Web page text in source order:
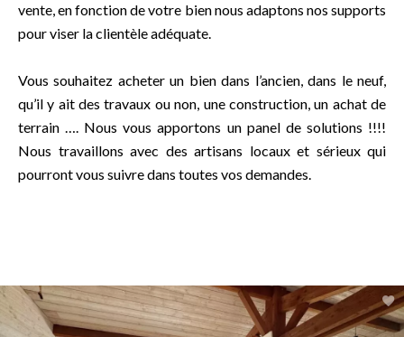
vente, en fonction de votre bien nous adaptons nos supports
pour viser la clientèle adéquate.
Vous souhaitez acheter un bien dans l’ancien, dans le neuf,
qu’il y ait des travaux ou non, une construction, un achat de
terrain …. Nous vous apportons un panel de solutions !!!!
Nous travaillons avec des artisans locaux et sérieux qui
pourront vous suivre dans toutes vos demandes.